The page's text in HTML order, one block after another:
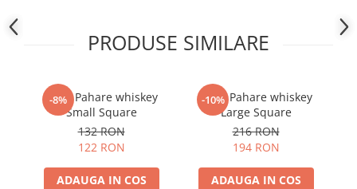
PRODUSE SIMILARE
-8%
Set 4 Pahare whiskey
Small Square
132 RON
122 RON
ADAUGA IN COS
-10%
Set 6 Pahare whiskey
Large Square
216 RON
194 RON
ADAUGA IN COS